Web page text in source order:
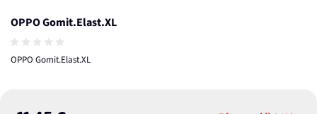
OPPO Gomit.Elast.XL
OPPO Gomit.Elast.XL